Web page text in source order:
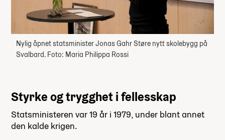
Nylig åpnet statsminister Jonas Gahr Støre nytt skolebygg på
Svalbard. Foto: Maria Philippa Rossi
Styrke og trygghet i fellesskap
Statsministeren var 19 år i 1979, under blant annet
den kalde krigen.